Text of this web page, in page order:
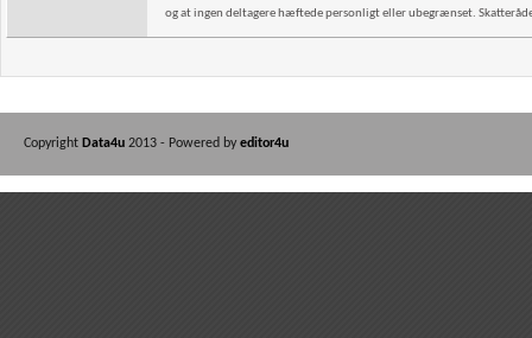
og at ingen deltagere hæftede personligt eller ubegrænset.
Copyright Data4u 2013 - Powered by editor4u